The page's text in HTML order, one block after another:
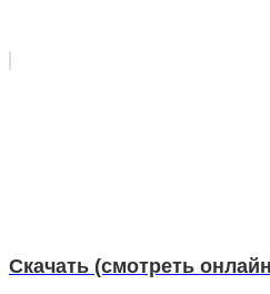
Скачать (смотреть